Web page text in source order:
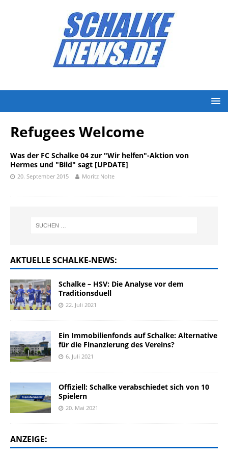
Refugees Welcome
Was der FC Schalke 04 zur "Wir helfen"-Aktion von
Hermes und "Bild" sagt [UPDATE]
20. September 2015 Moritz Nolte
AKTUELLE SCHALKE-NEWS:
Schalke – HSV: Die Analyse vor dem
Traditionsduell
22. Juli 2021
Ein Immobilienfonds auf Schalke: Alternative
für die Finanzierung des Vereins?
6. Juli 2021
Offiziell: Schalke verabschiedet sich von 10
Spielern
20. Mai 2021
ANZEIGE: